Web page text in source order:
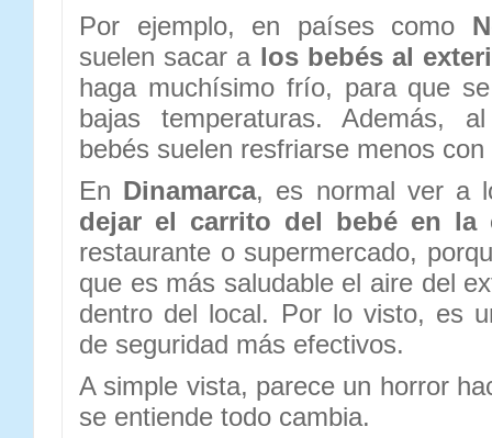
Por ejemplo, en países como
suelen sacar a los bebés al
haga muchísimo frío, para que
bajas temperaturas. Además,
bebés suelen resfriarse menos
En Dinamarca, es normal ver a
dejar el carrito del bebé en la
restaurante o supermercado,
que es más saludable el aire del
dentro del local. Por lo visto, es
de seguridad más efectivos.
A simple vista, parece un horror
se entiende todo cambia.